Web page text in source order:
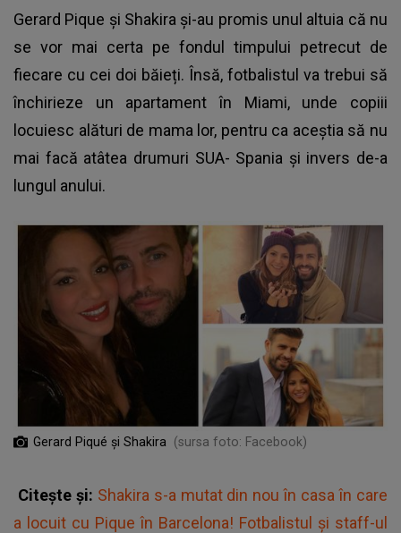
Gerard Pique și Shakira și-au promis unul altuia că nu
se vor mai certa pe fondul timpului petrecut de
fiecare cu cei doi băieți. Însă, fotbalistul va trebui să
închirieze un apartament în Miami, unde copiii
locuiesc alături de mama lor, pentru ca aceștia să nu
mai facă atâtea drumuri SUA- Spania și invers de-a
lungul anului.
Gerard Piqué și Shakira (sursa foto: Facebook)
Citește și: Shakira s-a mutat din nou în casa în care
a locuit cu Pique în Barcelona! Fotbalistul și staff-ul